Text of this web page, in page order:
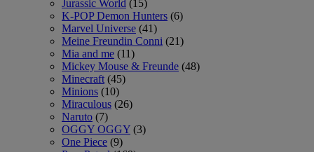
Jurassic World (15)
K-POP Demon Hunters (6)
Marvel Universe (41)
Meine Freundin Conni (21)
Mia and me (11)
Mickey Mouse & Freunde (48)
Minecraft (45)
Minions (10)
Miraculous (26)
Naruto (7)
OGGY OGGY (3)
One Piece (9)